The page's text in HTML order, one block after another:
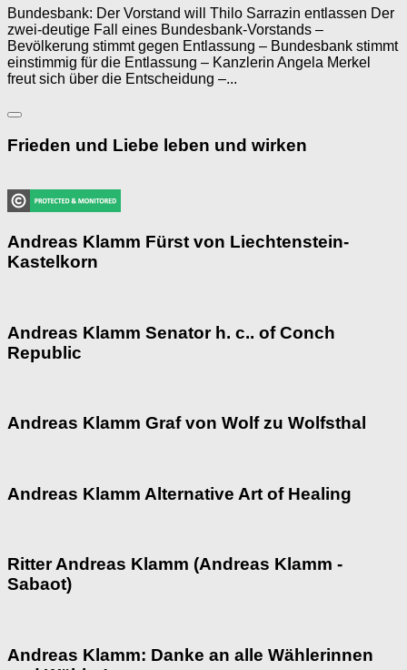
Bundesbank: Der Vorstand will Thilo Sarrazin entlassen Der
zwei-deutige Fall eines Bundesbank-Vorstands –
Bevölkerung stimmt gegen Entlassung – Bundesbank stimmt
einstimmig für die Entlassung – Kanzlerin Angela Merkel
freut sich über die Entscheidung –...
Frieden und Liebe leben und wirken
Andreas Klamm Fürst von Liechtenstein-
Kastelkorn
Andreas Klamm Senator h. c.. of Conch
Republic
Andreas Klamm Graf von Wolf zu Wolfsthal
Andreas Klamm Alternative Art of Healing
Ritter Andreas Klamm (Andreas Klamm -
Sabaot)
Andreas Klamm: Danke an alle Wählerinnen